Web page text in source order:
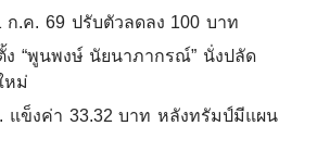
ก.ค. 69 ปรับตัวลดลง 100 บาท
ง “พูนพงษ์ นัยนาภากรณ์” นั่งปลัด
หม่
แข็งค่า 33.32 บาท หลังทรัมป์มีแผน